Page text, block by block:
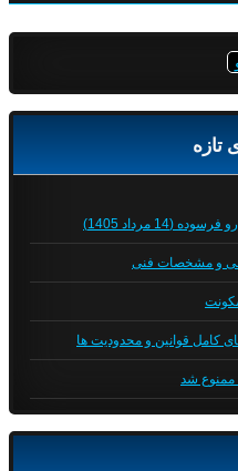
تازه
مرداد 1405)
کامل قوانین و محدودیت ها
ممنوع شد